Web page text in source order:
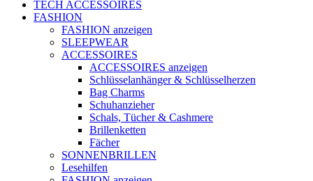
TECH ACCESSOIRES
FASHION
FASHION anzeigen
SLEEPWEAR
ACCESSOIRES
ACCESSOIRES anzeigen
Schlüsselanhänger & Schlüsselherzen
Bag Charms
Schuhanzieher
Schals, Tücher & Cashmere
Brillenketten
Fächer
SONNENBRILLEN
Lesehilfen